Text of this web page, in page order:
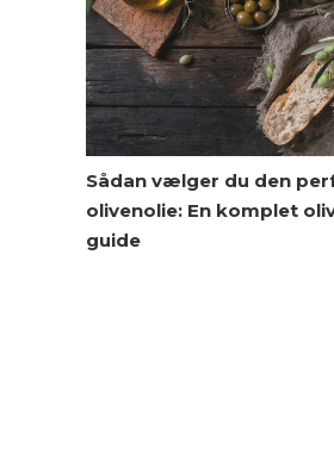
Sådan vælger du den
olivenolie: En komplet
guide